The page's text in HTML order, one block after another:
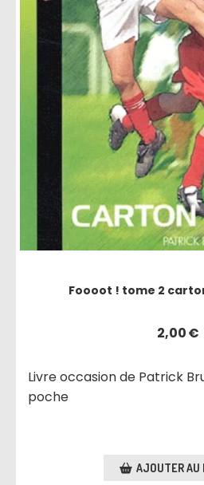
Foooot ! tome 2
2,00€
Livre occasion de Patrick
poche
AJOUTER AU